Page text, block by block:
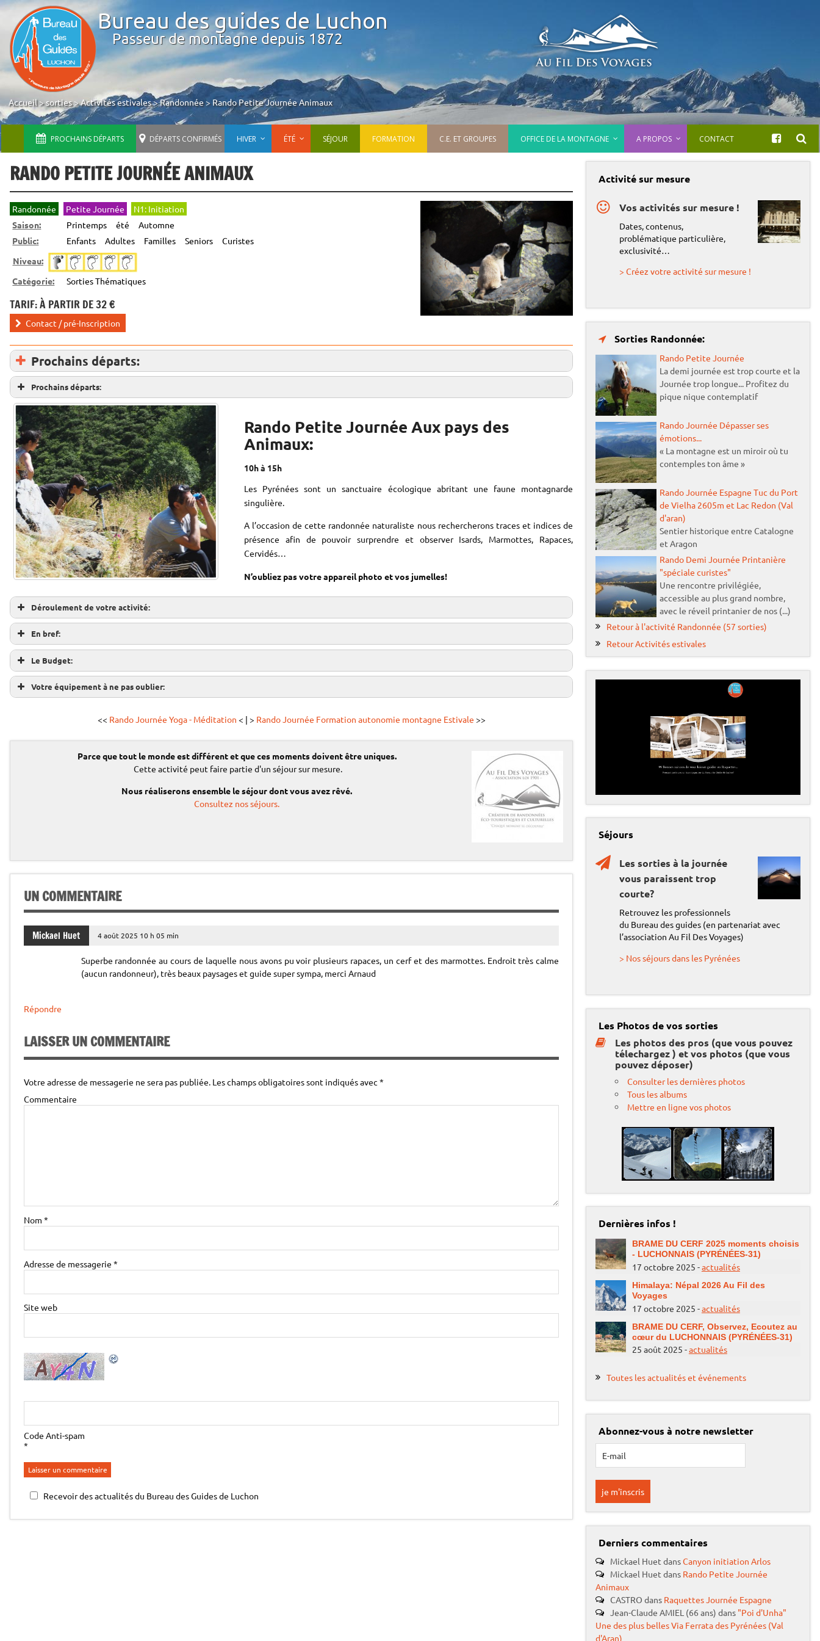
Bureau des guides de Luchon
Passeur de montagne depuis 1872
Accueil>sorties>Activités estivales>Randonnée>Rando Petite Journée Animaux
PROCHAINS DÉPARTS DÉPARTS CONFIRMÉS HIVER ÉTÉ SÉJOUR FORMATION C.E. ET GROUPES OFFICE DE LA MONTAGNE A PROPOS CONTACT
RANDO PETITE JOURNÉE ANIMAUX
Randonnée Petite Journée
N1: Initiation
Saison:
Printemps été
Automne
Public:
Enfants Adultes Familles Seniors
Curistes
Niveau:
Catégorie:
Sorties Thématiques
TARIF: À PARTIR DE 32 €
Contact / pré-Inscription
Prochains départs:
Prochains départs:
Rando Petite Journée Aux pays des
Animaux:
10h à 15h
Les Pyrénées sont un sanctuaire écologique abritant une faune montagnarde
singulière.
A l’occasion de cette randonnée naturaliste nous rechercherons traces et indices de
présence afin de pouvoir surprendre et observer Isards, Marmottes, Rapaces,
Cervidés…
N’oubliez pas votre appareil photo et vos jumelles!
Déroulement de votre activité:
En bref:
compris dans le tarif de votre prestation.
Le Budget:
Tarifs: Tarifs Préférentiels¹:
(par personne)
29 €
Enfants (-13ans):25 €
Tarif famille²:
(par personne)
famille:
Tarifs engagement³:
(pour le groupe)
190 €
Préférentiel¹:170 €
Un professionnel est mis à la disposition de votre groupe de 6 pers max
Votre équipement à ne pas oublier:
N’oubliez pas votre pique-nique ou votre collation.
<< Rando Journée Yoga - Méditation < | > Rando Journée Formation autonomie montagne Estivale >>
Parce que tout le monde est différentet que ces moments doivent être uniques.
Cette activité peut faire partie d'un séjour sur mesure.
Nous réaliserons ensemble le séjour dont vous avez rêvé.
Consultez nos séjours.
UN COMMENTAIRE
Mickael Huet 4 août 2025 10 h 05 min
Superbe randonnée au cours de laquelle nous avons pu voir plusieurs rapaces, un cerf et des marmottes. Endroit très calme
(aucun randonneur), très beaux paysages et guide super sympa, merci Arnaud
Répondre
LAISSER UN COMMENTAIRE
Votre adresse de messagerie ne sera pas publiée.Les champs obligatoires sont indiqués avec *
Commentaire
Nom *
Adresse de messagerie *
Site web
Code Anti-spam
*
Recevoir des actualités du Bureau des Guides de Luchon
Activité sur mesure
Vos activités sur mesure !
Dates, contenus,
problématique particulière,
exclusivité…
> Créez votre activité sur mesure !
Sorties Randonnée:
Rando Petite Journée
La demi journée est trop courte et la
Journée trop longue... Profitez du
pique nique contemplatif
Rando Journée Dépasser ses
émotions...
« La montagne est un miroir où tu
contemples ton âme »
Rando Journée Espagne Tuc du Port
de Vielha 2605m et Lac Redon (Val
d'aran)
Sentier historique entre Catalogne
et Aragon
Rando Demi Journée Printanière
"spéciale curistes"
Une rencontre privilégiée,
accessible au plus grand nombre,
avec le réveil printanier de nos (...)
Retour à l'activité Randonnée (57 sorties)
Retour Activités estivales
Séjours
Les sorties à la journée
vous paraissent trop
courte?
Retrouvez les professionnels
du Bureau des guides (en partenariat avec
l’association Au Fil Des Voyages)
> Nos séjours dans les Pyrénées
Les Photos de vos sorties
Les photos des pros (que vous pouvez
télechargez ) et vos photos (que vous
pouvez déposer)
Consulter les dernières photos
Tous les albums
Mettre en ligne vos photos
Dernières infos !
BRAME DU CERF 2025 moments choisis
- LUCHONNAIS (PYRÉNÉES-31)
17 octobre 2025 -actualités
Himalaya: Népal 2026 Au Fil des
Voyages
17 octobre 2025 -actualités
BRAME DU CERF, Observez, Ecoutez au
cœur du LUCHONNAIS (PYRÉNÉES-31)
25 août 2025 -actualités
Toutes les actualités et événements
Abonnez-vous à notre newsletter
Derniers commentaires
Mickael Huet dansCanyon initiation Arlos
Mickael Huet dans Rando Petite Journée
Animaux
CASTRO dans Raquettes Journée Espagne
Jean-Claude AMIEL (66 ans) dans "Poi d'Unha"
Une des plus belles Via Ferrata des Pyrénées (Val
d'Aran)